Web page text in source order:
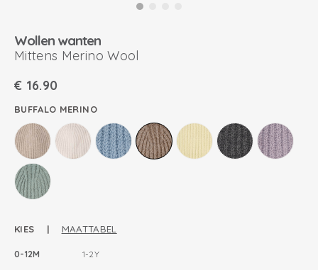
Wollen wanten
Mittens Merino Wool
€ 16.90
BUFFALO MERINO
KIES | MAATTABEL
0-12M 1-2Y